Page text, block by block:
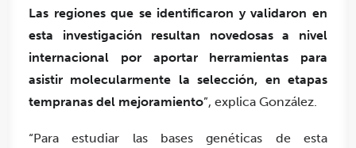
Las regiones que se identificaron y validaron en
esta investigación resultan novedosas a nivel
internacional por aportar herramientas para
asistir molecularmente la selección, en etapas
tempranas del mejoramiento”, explica González.
“Para estudiar las bases genéticas de esta